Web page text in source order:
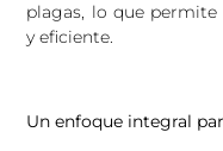
plagas, lo que
y eficiente.
Un enfoque integral